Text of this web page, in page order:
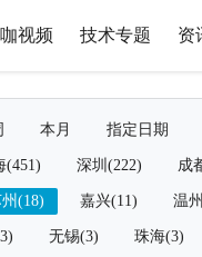
视频 技术专题 资
本月 指定日期
(451) 深圳(222) 成
(18) 嘉兴(11) 温
无锡(3) 珠海(3)